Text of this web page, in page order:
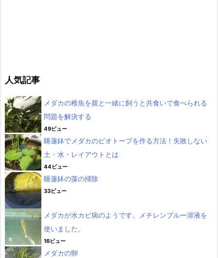
人気記事
メダカの稚魚を親と一緒に飼うと共食いで食べられる
問題を解決する
49ビュー
睡蓮鉢でメダカのビオトープを作る方法！失敗しない
土・水・レイアウトとは
44ビュー
睡蓮鉢の藻の掃除
33ビュー
メダカが水カビ病のようです。メチレンブルー溶液を
使いました。
16ビュー
メダカの卵